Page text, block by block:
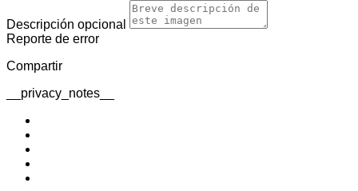
Descripción opcional
Reporte de error
Compartir
__privacy_notes__